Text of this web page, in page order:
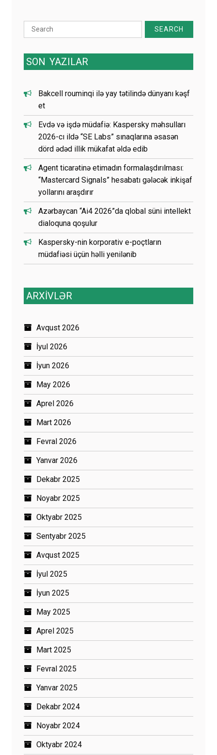
Search
for:
SON YAZILAR
Bakcell rouminqi ilə yay tətilində dünyanı kəşf
et
Evdə və işdə müdafiə: Kaspersky məhsulları
2026-cı ildə “SE Labs” sınaqlarına əsasən
dörd ədəd illik mükafat əldə edib
Agent ticarətinə etimadın formalaşdırılması:
“Mastercard Signals” hesabatı gələcək inkişaf
yollarını araşdırır
Azərbaycan “Ai4 2026”da qlobal süni intellekt
dialoquna qoşulur
Kaspersky-nin korporativ e-poçtların
müdafiəsi üçün həlli yenilənib
ARXİVLƏR
Avqust 2026
İyul 2026
İyun 2026
May 2026
Aprel 2026
Mart 2026
Fevral 2026
Yanvar 2026
Dekabr 2025
Noyabr 2025
Oktyabr 2025
Sentyabr 2025
Avqust 2025
İyul 2025
İyun 2025
May 2025
Aprel 2025
Mart 2025
Fevral 2025
Yanvar 2025
Dekabr 2024
Noyabr 2024
Oktyabr 2024